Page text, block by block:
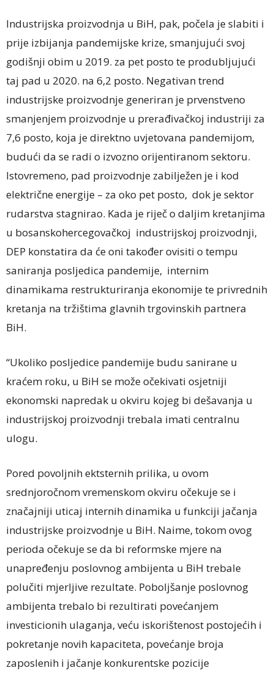
Industrijska proizvodnja u BiH, pak, počela je slabiti i
prije izbijanja pandemijske krize, smanjujući svoj
godišnji obim u 2019. za pet posto te produbljujući
taj pad u 2020. na 6,2 posto. Negativan trend
industrijske proizvodnje generiran je prvenstveno
smanjenjem proizvodnje u prerađivačkoj industriji za
7,6 posto, koja je direktno uvjetovana pandemijom,
budući da se radi o izvozno orijentiranom sektoru.
Istovremeno, pad proizvodnje zabilježen je i kod
električne energije – za oko pet posto, dok je sektor
rudarstva stagnirao. Kada je riječ o daljim kretanjima
u bosanskohercegovačkoj industrijskoj proizvodnji,
DEP konstatira da će oni također ovisiti o tempu
saniranja posljedica pandemije, internim
dinamikama restrukturiranja ekonomije te privrednih
kretanja na tržištima glavnih trgovinskih partnera
BiH.
“Ukoliko posljedice pandemije budu sanirane u
kraćem roku, u BiH se može očekivati osjetniji
ekonomski napredak u okviru kojeg bi dešavanja u
industrijskoj proizvodnji trebala imati centralnu
ulogu.
Pored povoljnih ektsternih prilika, u ovom
srednjoročnom vremenskom okviru očekuje se i
značajniji uticaj internih dinamika u funkciji jačanja
industrijske proizvodnje u BiH. Naime, tokom ovog
perioda očekuje se da bi reformske mjere na
unapređenju poslovnog ambijenta u BiH trebale
polučiti mjerljive rezultate. Poboljšanje poslovnog
ambijenta trebalo bi rezultirati povećanjem
investicionih ulaganja, veću iskorištenost postojećih i
pokretanje novih kapaciteta, povećanje broja
zaposlenih i jačanje konkurentske pozicije